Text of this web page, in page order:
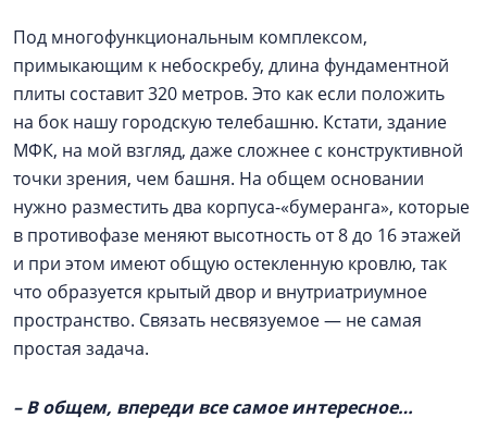
Под многофункциональным комплексом,
примыкающим к небоскребу, длина фундаментной
плиты составит 320 метров. Это как если положить
на бок нашу городскую телебашню. Кстати, здание
МФК, на мой взгляд, даже сложнее с конструктивной
точки зрения, чем башня. На общем основании
нужно разместить два корпуса-«бумеранга», которые
в противофазе меняют высотность от 8 до 16 этажей
и при этом имеют общую остекленную кровлю, так
что образуется крытый двор и внутриатриумное
пространство. Связать несвязуемое — не самая
простая задача.
– В общем, впереди все самое интересное…